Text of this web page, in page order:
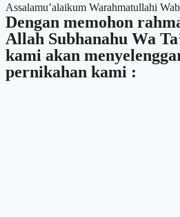
Assalamu’alaikum Warahmatullahi
Dengan memohon
Allah Subhanahu Wa
kami akan
pernikahan kami :